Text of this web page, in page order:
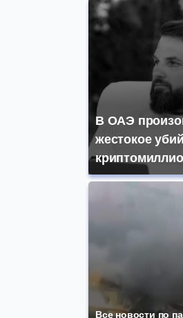
В ОАЭ
жестокое
Все новости по